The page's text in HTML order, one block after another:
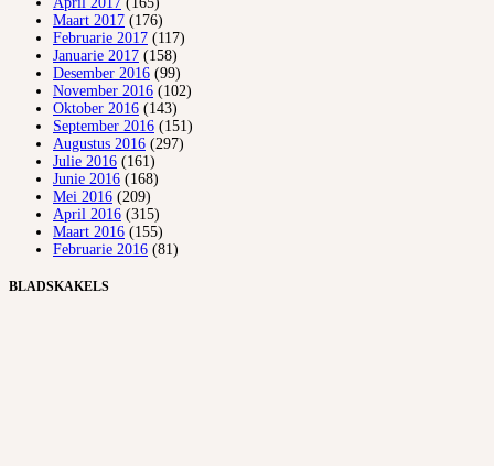
Maart 2017 (176)
Februarie 2017 (117)
Januarie 2017 (158)
Desember 2016 (99)
November 2016 (102)
Oktober 2016 (143)
September 2016 (151)
Augustus 2016 (297)
Julie 2016 (161)
Junie 2016 (168)
Mei 2016 (209)
April 2016 (315)
Maart 2016 (155)
Februarie 2016 (81)
BLADSKAKELS